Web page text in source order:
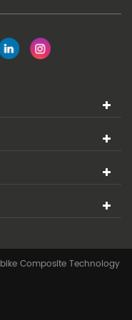
Composite Technology